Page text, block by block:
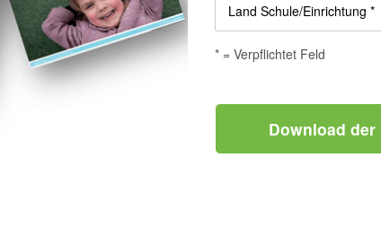
Land Schule/Einrichtung *
* = Verpflichtet Feld
Download